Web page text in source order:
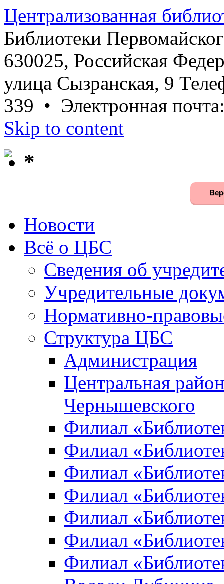
Централизованная
Библиотеки
630025, Российская
улица Сызранская, 9
339 • Электронная
Skip to content
*
Новости
Всё о ЦБС
Сведения об
Учредительные
Нормативно-
Структура ЦБС
Администрация
Центральная
Чернышевского
Филиал
Филиал
Филиал
Филиал
Филиал
Филиал
Филиал